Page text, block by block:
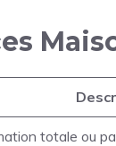
totale ou